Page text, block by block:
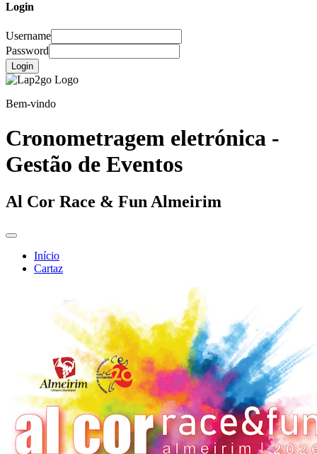
Login
Username
Password
Login
Bem-vindo
Cronometragem eletrónica -
Gestão de Eventos
Al Cor Race & Fun Almeirim
Início
Cartaz